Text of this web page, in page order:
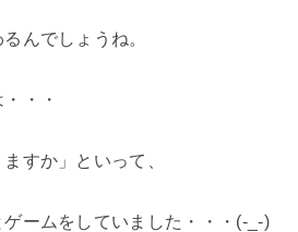
んでしょうね。
・・
すか」といって、
ームをしていました・・・(-_-)